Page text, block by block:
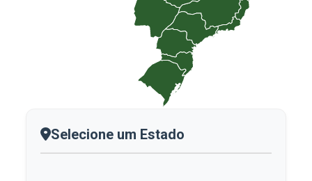
Selecione um Estado